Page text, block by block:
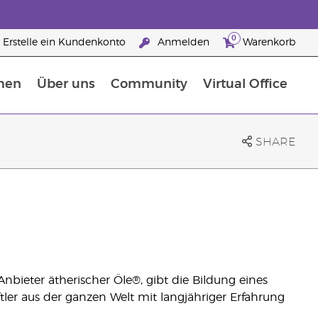
Erstelle ein Kundenkonto Anmelden 0 Warenkorb
Über uns Community Virtual Office
SHARE
ätherischer Öle®, gibt die Bildung eines
aus der ganzen Welt mit langjähriger Erfahrung